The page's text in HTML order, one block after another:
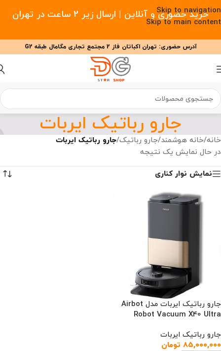
Skip to navigation
Skip to main content
خرید حضوری و آنلاین | ارسال زیر 2 ساعت در تهران
09377477910 - 09127708341 علیزاده
آدرس حضوری: تهران اکباتان فاز 2 مجتمع تجاری مگامال طبقه G2
جارو رباتیک ایربات
خانه/خانه هوشمند/جارو رباتیک/جارو رباتیک ایربات
در حال نمایش یک نتیجه
نمایش نوار کناری
جارو رباتیک ایربات مدل Airbot
Robot Vacuum X40 Ultra
جارو رباتیک ایربات
۸۵,۰۰۰,۰۰۰ تومان